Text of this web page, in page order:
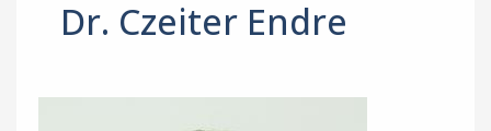
Dr. Czeiter Endre